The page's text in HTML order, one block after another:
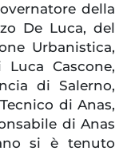
della
De Luca, del
Urbanistica,
Cascone,
di Salerno,
di Anas,
di Anas
si è tenuto